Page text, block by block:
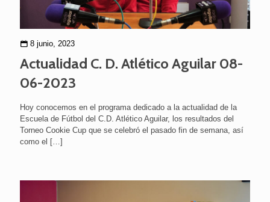
8 junio, 2023
Actualidad C. D. Atlético Aguilar 08-
06-2023
Hoy conocemos en el programa dedicado a la actualidad de la
Escuela de Fútbol del C.D. Atlético Aguilar, los resultados del
Torneo Cookie Cup que se celebró el pasado fin de semana, así
como el […]